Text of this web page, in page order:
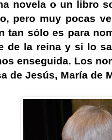
novela o un libro
pero muy pocas
tan sólo es para
de la reina y si lo
enseguida. Los
de Jesús, María de